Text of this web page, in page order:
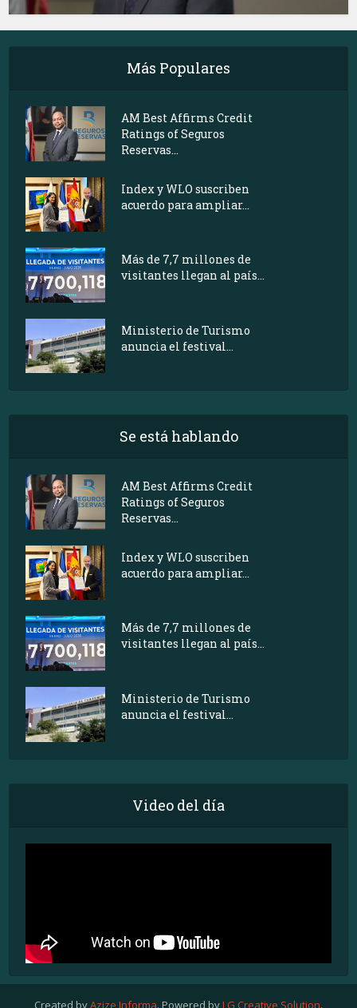
Más Populares
AM Best Affirms Credit
Ratings of Seguros
Reservas...
Index y WLO suscriben
acuerdo para ampliar...
Más de 7,7 millones de
visitantes llegan al país...
Ministerio de Turismo
anuncia el festival...
Se está hablando
AM Best Affirms Credit
Ratings of Seguros
Reservas...
Index y WLO suscriben
acuerdo para ampliar...
Más de 7,7 millones de
visitantes llegan al país...
Ministerio de Turismo
anuncia el festival...
Video del día
Created byAzize Informa. Powered byLG Creative Solution.